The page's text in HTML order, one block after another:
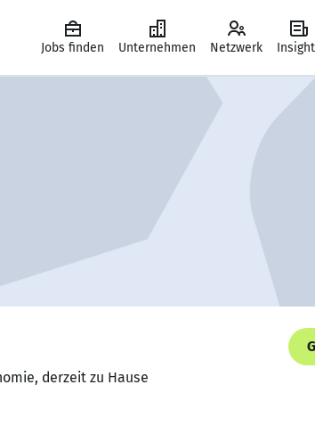
Jobs finden Unternehmen Netzwerk
derzeit zu Hause